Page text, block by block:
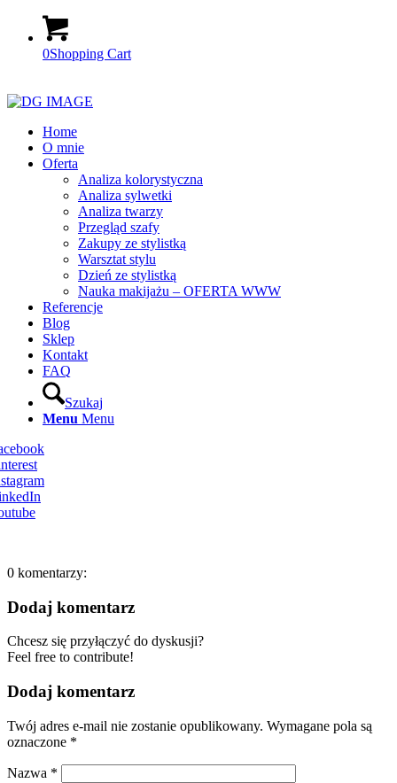
0Shopping Cart
Home
O mnie
Oferta
Analiza kolorystyczna
Analiza sylwetki
Analiza twarzy
Przegląd szafy
Zakupy ze stylistką
Warsztat stylu
Dzień ze stylistką
Nauka makijażu – OFERTA WWW
Referencje
Blog
Sklep
Kontakt
FAQ
Szukaj
Menu Menu
0 komentarzy:
Dodaj komentarz
Chcesz się przyłączyć do dyskusji?
Feel free to contribute!
Dodaj komentarz
Twój adres e-mail nie zostanie opublikowany. Wymagane pola są
oznaczone *
Nazwa *